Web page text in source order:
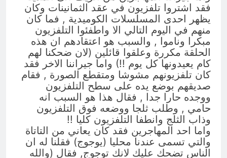
فقد اشتروا تلفزيون في عقد الثمانينات وكان
يظهر احدى المسلسلات الكوميدية , فما كان
منهم في اليوم التالي الا واطفئوا التلفزيون
مبكرا وناموا , والسبب هو اعتقادهم ان هذه
الحلقة مكررة وعلقوا قائلين (لان ضحكنا لهم
كام يعيدونها كل يوم !!) واما جيراننا الاخر فقد
كان تلفزيونهم مشوشا ومتقطع الصورة , فقام
صديقهم بوضع يده على سطح التلفزيون
ووجده حارا جدا , فقال هذا هو السبب انه
حامي , وطلب ثلجا ووضعه فوق التلفزيون
وذاب الثلج وانطفا التلفزيون كليا !!
واما احد المهاجرين فقد كان يعاني من التاتاة
والتي تسمى عندنا محليا (يوجوج) فقلنا له ان
الناس تضحك عليك لانك توجوج, فقال (والله